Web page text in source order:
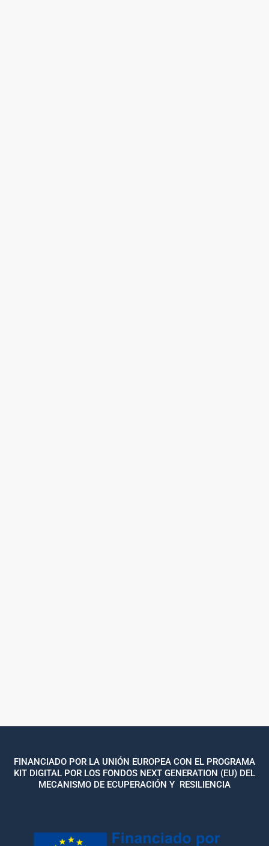
FINANCIADO POR LA UNIÓN EUROPEA CON EL PROGRAMA
KIT DIGITAL POR LOS FONDOS NEXT GENERATION (EU) DEL
MECANISMO DE ECUPERACIÓN Y RESILIENCIA